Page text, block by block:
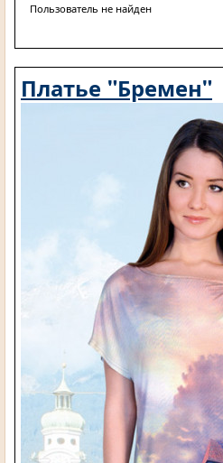
Пользователь не найден
Платье "Бремен"